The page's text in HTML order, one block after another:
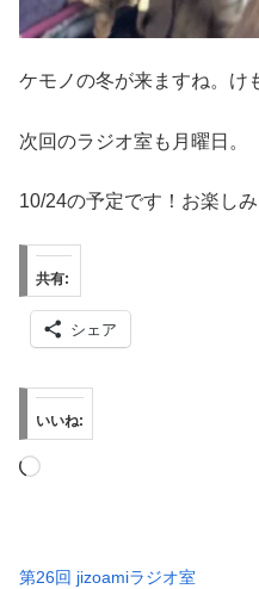
ケモノの冬が来ますね。け
次回のラジオ室も月曜日。
10/24の予定です！お楽しみ
共有:
シェア
いいね:
読
み
第26回 jizoamiラジオ室